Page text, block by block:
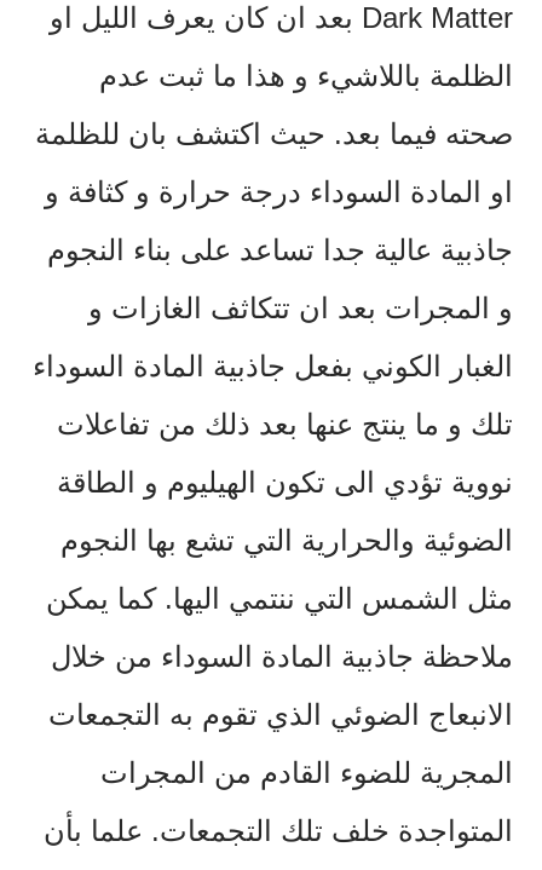
Dark Matter بعد ان كان يعرف الليل او
الظلمة باللاشيء و هذا ما ثبت عدم
صحته فيما بعد. حيث اكتشف بان للظلمة
او المادة السوداء درجة حرارة و كثافة و
جاذبية عالية جدا تساعد على بناء النجوم
و المجرات بعد ان تتكاثف الغازات و
الغبار الكوني بفعل جاذبية المادة السوداء
تلك و ما ينتج عنها بعد ذلك من تفاعلات
نووية تؤدي الى تكون الهيليوم و الطاقة
الضوئية والحرارية التي تشع بها النجوم
مثل الشمس التي ننتمي اليها. كما يمكن
ملاحظة جاذبية المادة السوداء من خلال
الانبعاج الضوئي الذي تقوم به التجمعات
المجرية للضوء القادم من المجرات
المتواجدة خلف تلك التجمعات. علما بأن